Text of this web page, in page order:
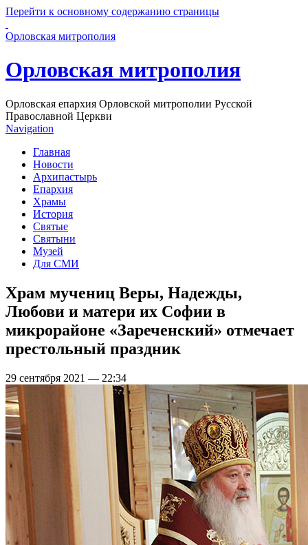
Перейти к основному содержанию страницы
Орловская митрополия
Орловская митрополия
Орловская епархия Орловской митрополии Русской
Православной Церкви
Navigation
Главная
Новости
Архипастырь
Епархия
Храмы
История
Святые
Святыни
Музей
Для СМИ
Храм мучениц Веры, Надежды,
Любови и матери их Софии в
микрорайоне «Зареченский» отмечает
престольный праздник
29 сентября 2021 — 22:34